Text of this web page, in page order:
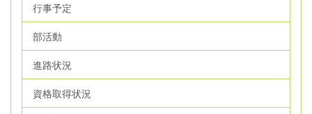
行事予定
部活動
進路状況
資格取得状況